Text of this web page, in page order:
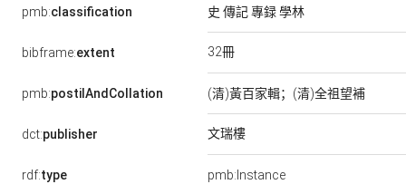
pmb:classification 史 傳記 專録 學林
bibframe:extent 32冊
pmb:postilAndCollation (清)黃百家輯；(清)全祖望補
dct:publisher 文瑞樓
rdf:type pmb:Instance